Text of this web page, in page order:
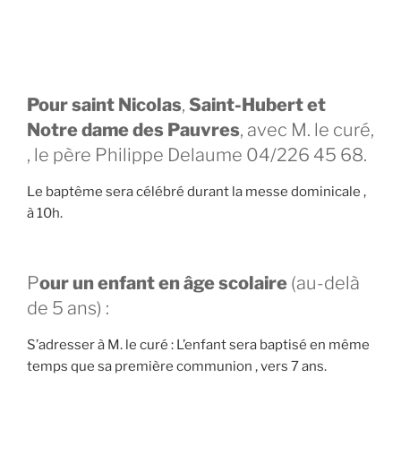
Pour saint Nicolas, Saint-Hubert et
Notre dame des Pauvres, avec M. le curé,
, le père Philippe Delaume 04/226 45 68.
Le baptême sera célébré durant la messe dominicale ,
à 10h.
Pour un enfant en âge scolaire (au-delà
de 5 ans) :
S’adresser à M. le curé : L’enfant sera baptisé en même
temps que sa première communion , vers 7 ans.